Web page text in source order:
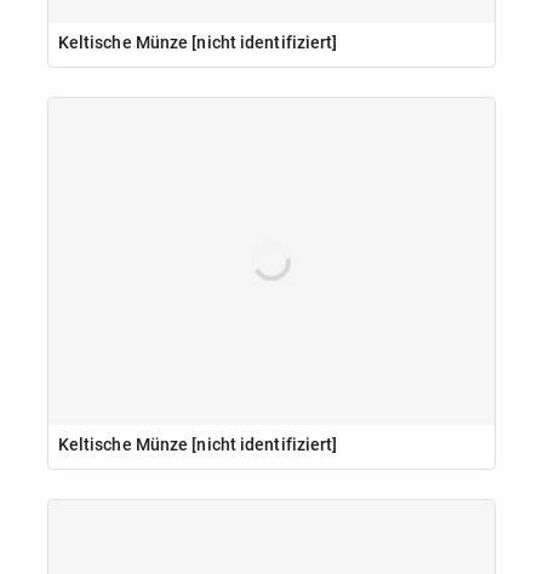
Keltische Münze [nicht identifiziert]
Keltische Münze [nicht identifiziert]